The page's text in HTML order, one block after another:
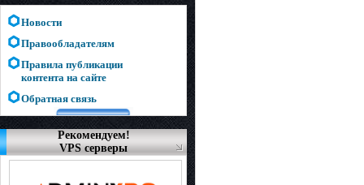
Новости
Правообладателям
Правила публикации
контента на сайте
Обратная связь
Рекомендуем!
VPS серверы